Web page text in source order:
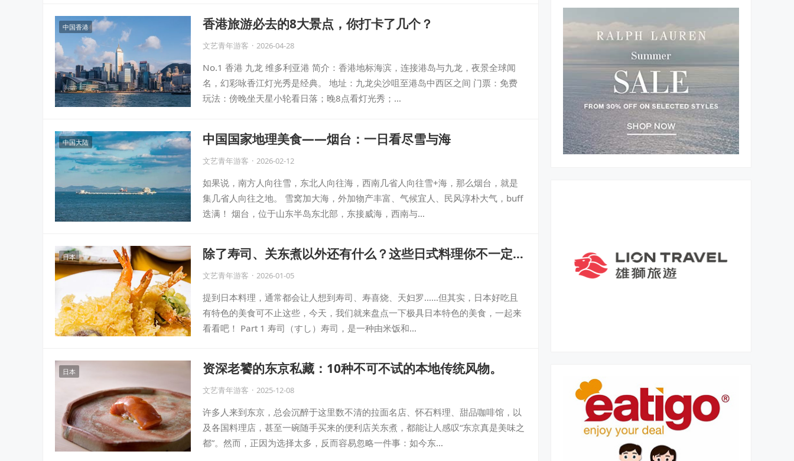
中国香港 香港旅游必去的8大景点，你打卡了几个？
文艺青年游客 · 2026-04-28
No.1 香港 九龙 维多利亚港 简介：香港地标海滨，连接港岛与九龙，夜景全球闻
名，幻彩咏香江灯光秀是经典。 地址：九龙尖沙咀至港岛中西区之间 门票：免费
玩法：傍晚坐天星小轮看日落；晚8点看灯光秀；…
中国大陆 中国国家地理美食——烟台：一日看尽雪与海
文艺青年游客 · 2026-02-12
如果说，南方人向往雪，东北人向往海，西南几省人向往雪+海，那么烟台，就是
集几省人向往之地。 雪窝加大海，外加物产丰富、气候宜人、民风淳朴大气，buff
迭满！ 烟台，位于山东半岛东北部，东接威海，西南与…
日本
除了寿司、关东煮以外还有什么？这些日式料理你不一定都
知道！
文艺青年游客 · 2026-01-05
提到日本料理，通常都会让人想到寿司、寿喜烧、天妇罗……但其实，日本好吃且
有特色的美食可不止这些，今天，我们就来盘点一下极具日本特色的美食，一起来
看看吧！ Part 1 寿司（すし）寿司，是一种由米饭和…
日本 资深老饕的东京私藏：10种不可不试的本地传统风物。
文艺青年游客 · 2025-12-08
许多人来到东京，总会沉醉于这里数不清的拉面名店、怀石料理、甜品咖啡馆，以
及各国料理店，甚至一碗随手买来的便利店关东煮，都能让人感叹“东京真是美味之
都”。然而，正因为选择太多，反而容易忽略一件事：如今东…